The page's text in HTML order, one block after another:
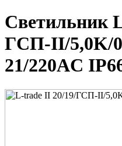
Светильник
ГСП-II/5,0K/
21/220AC